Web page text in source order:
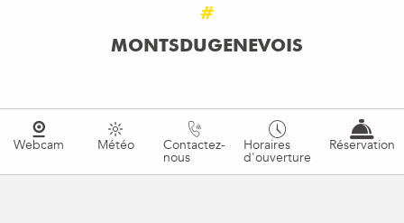
#
MONTSDUGENEVOIS
Webcam Météo Contactez-
nous
Horaires
d'ouverture
Réservation